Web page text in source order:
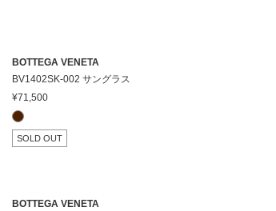
BOTTEGA VENETA
BV1402SK-002 サングラス
¥71,500
SOLD OUT
BOTTEGA VENETA